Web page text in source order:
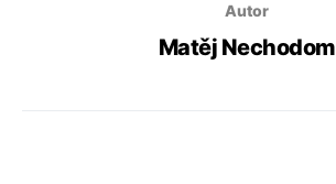
Autor
Matěj Nechodom